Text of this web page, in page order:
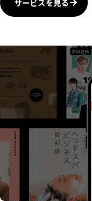
サービスを見る